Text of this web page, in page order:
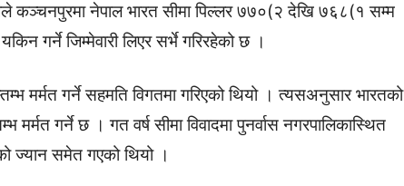
कञ्चनपुरमा नेपाल भारत सीमा पिल्लर ७७०(२ देखि ७६८(१ सम्म
गर्ने जिम्मेवारी लिएर सर्भे गरिरहेको छ ।
मर्मत गर्ने सहमति विगतमा गरिएको थियो । त्यसअनुसार भारतको
मर्मत गर्ने छ । गत वर्ष सीमा विवादमा पुनर्वास नगरपालिकास्थित
ज्यान समेत गएको थियो ।